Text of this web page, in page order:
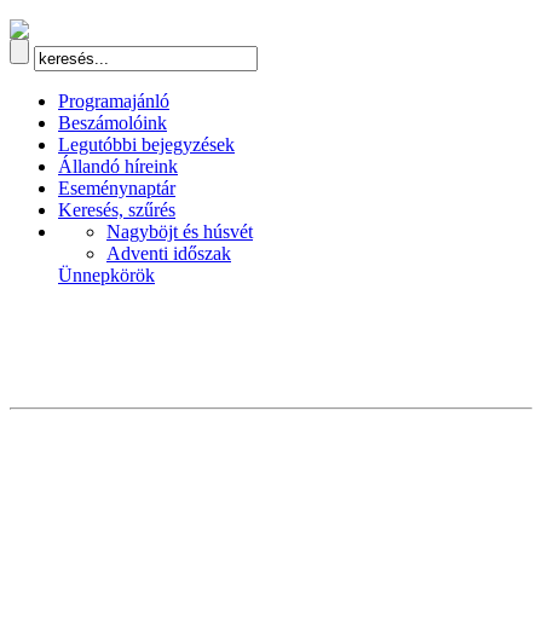
Programajánló
Beszámolóink
Legutóbbi bejegyzések
Állandó híreink
Eseménynaptár
Keresés, szűrés
Nagyböjt és húsvét
Adventi időszak
Ünnepkörök